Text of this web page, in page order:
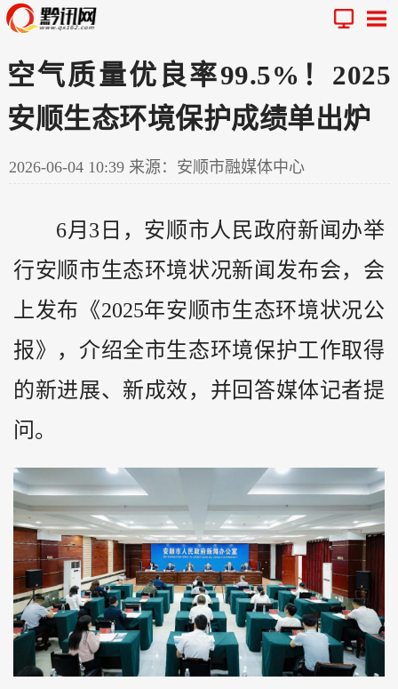
空气质量优良率99.5%！2025
安顺生态环境保护成绩单出炉
2026-06-04 10:39 来源：安顺市融媒体中心
6月3日，安顺市人民政府新闻办举
行安顺市生态环境状况新闻发布会，会
上发布《2025年安顺市生态环境状况公
报》，介绍全市生态环境保护工作取得
的新进展、新成效，并回答媒体记者提
问。